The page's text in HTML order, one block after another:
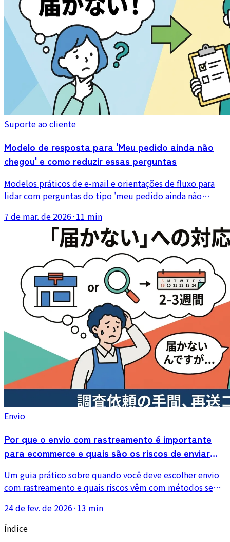
Suporte ao cliente
Modelo de resposta para 'Meu pedido ainda não
chegou' e como reduzir essas perguntas
Modelos práticos de e-mail e orientações de fluxo para
lidar com perguntas do tipo 'meu pedido ainda não
por status e formas de prevenir a dúvida antes que ela
7 de mar. de 2026· 11 min
Envio
Por que o envio com rastreamento é importante
para ecommerce e quais são os riscos de enviar
Um guia prático sobre quando você deve escolher envio
com rastreamento e quais riscos vêm com métodos sem
cliente, confiança e custo de reenvio.
24 de fev. de 2026· 13 min
Índice